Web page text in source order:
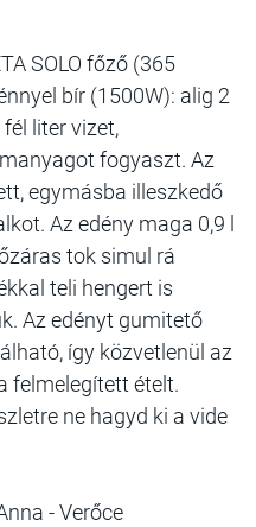
SOLO főző (365
bír (1500W): alig 2
liter vizet,
fogyaszt. Az
egymásba illeszkedő
Az edény maga 0,9 l
tok simul rá
teli hengert is
Az edényt gumitető
így közvetlenül az
felmelegített ételt.
ne hagyd ki a vide
- Verőce